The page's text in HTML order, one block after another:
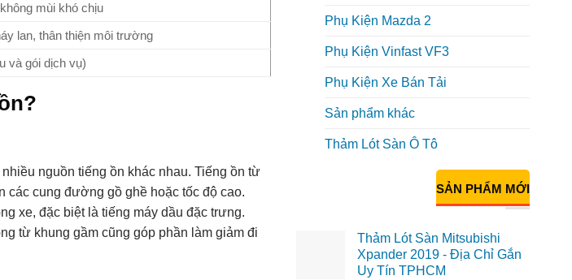
mùi khó chịu
lan, thân thiện môi trường
và gói dịch vụ)
nguồn tiếng ồn khác nhau. Tiếng ồn từ
các cung đường gồ ghề hoặc tốc độ cao.
xe, đặc biệt là tiếng máy dầu đặc trưng.
từ khung gầm cũng góp phần làm giảm đi
Phụ Kiện Mazda 2
Phụ Kiện Vinfast VF3
Phụ Kiện Xe Bán Tải
Sản phẩm khác
Thảm Lót Sàn Ô Tô
SẢN PHẨM MỚI
Thảm Lót Sàn Mitsubishi
Xpander 2019 - Địa Chỉ Gắn
Uy Tín TPHCM